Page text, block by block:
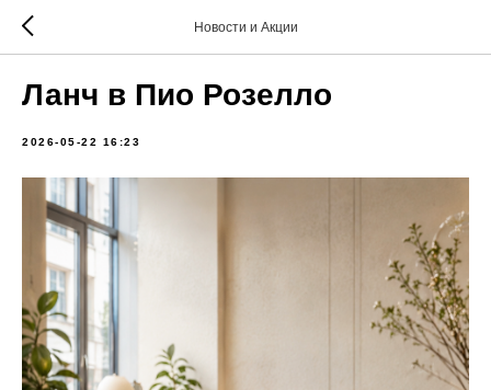
Новости и Акции
Ланч в Пио Розелло
2026-05-22 16:23